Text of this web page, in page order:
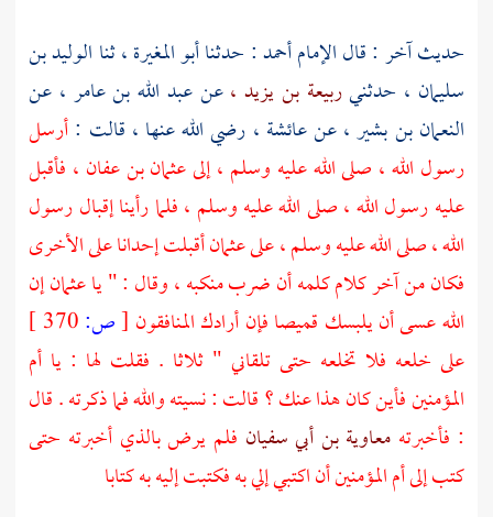
حديث آخر : قال الإمامأحمد: حدثناأبو المغيرة ،ثنا الوليد بن
سليمان ، حدثنيربيعة بن يزيد ،عنعبد الله بن عامر ، عن
النعمان بن بشير ،عنعائشة ، رضي الله عنها ، قالت :أرسل
رسول الله ، صلى الله عليه وسلم ، إلىعثمان بن عفان ، فأقبل
عليه رسول الله ، صلى الله عليه وسلم ، فلما رأينا إقبال رسول
الله ، صلى الله عليه وسلم ، علىعثمانأقبلت إحدانا على الأخرى
فكان من آخر كلام كلمه أن ضرب منكبه ، وقال : " ياعثمانإن
الله عسى أن يلبسك قميصا فإن أرادك المنافقون [ص:
على خلعه فلا تخلعه حتى تلقاني " ثلاثا . فقلت لها : يا أم
المؤمنين فأين كان هذا عنك ؟ قالت : نسيته والله فما ذكرته . قال
: فأخبرته معاوية بن أبي سفيان فلم يرض بالذي أخبرته حتى
كتب إلى أم المؤمنين أن اكتبي إلي به فكتبت إليه به كتابا